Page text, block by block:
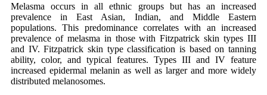
Melasma occurs in all ethnic groups but has an increased
prevalence in East Asian, Indian, and Middle Eastern
populations. This predominance correlates with an increased
prevalence of melasma in those with Fitzpatrick skin types III
and IV. Fitzpatrick skin type classification is based on tanning
ability, color, and typical features. Types III and IV feature
increased epidermal melanin as well as larger and more widely
distributed melanosomes.